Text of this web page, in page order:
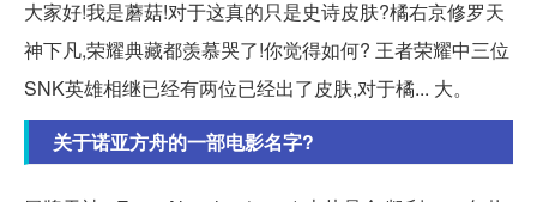
大家好!我是蘑菇!对于这真的只是史诗皮肤?橘右京修罗天
神下凡,荣耀典藏都羡慕哭了!你觉得如何? 王者荣耀中三位
SNK英雄相继已经有两位已经出了皮肤,对于橘... 大。
关于诺亚方舟的一部电影名字?